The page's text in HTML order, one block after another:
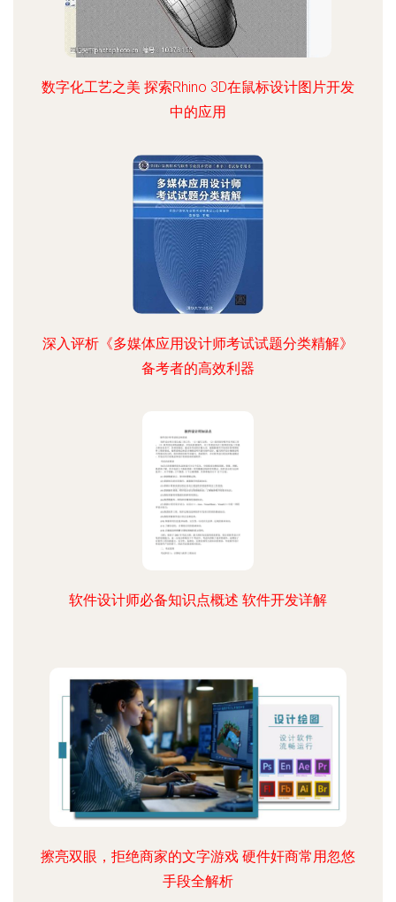
数字化工艺之美 探索Rhino 3D在鼠标设计图片开发
中的应用
深入评析《多媒体应用设计师考试试题分类精解》
备考者的高效利器
软件设计师必备知识点概述 软件开发详解
擦亮双眼，拒绝商家的文字游戏 硬件奸商常用忽悠
手段全解析